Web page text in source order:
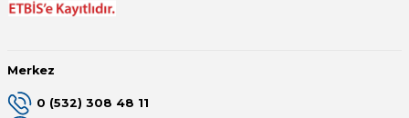
Merkez
0 (532) 308 48 11